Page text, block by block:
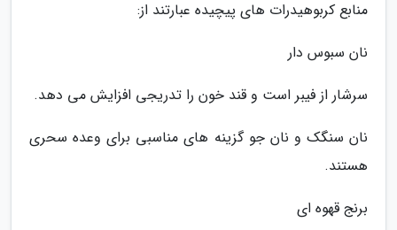
منابع کربوهیدرات های پیچیده عبارتند از:
نان سبوس دار
سرشار از فیبر است و قند خون را تدریجی افزایش می دهد.
نان سنگک و نان جو گزینه های مناسبی برای وعده سحری
هستند.
برنج قهوه ای